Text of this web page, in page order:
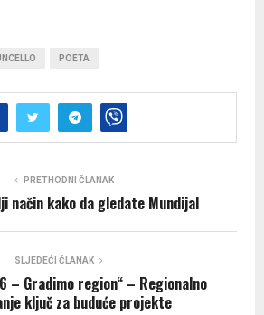
POETA
PRETHODNI ČLANAK
način kako da gledate Mundijal
SLJEDEĆI ČLANAK
– Gradimo region“ – Regionalno
ključ za buduće projekte